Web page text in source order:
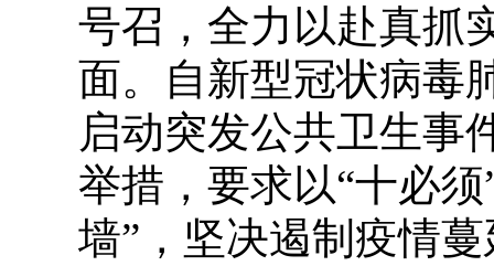
号召，全力以赴真抓
面。自新型冠状病毒
启动突发公共卫生事
举措，要求以“十必
墙”，坚决遏制疫情